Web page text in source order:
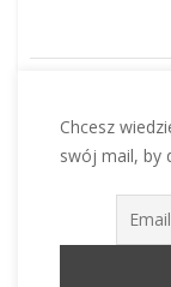
Chcesz
swój mail, by